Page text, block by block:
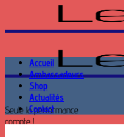
contenu
Seule la performance
compte !
Accueil
Ambassadeurs
Shop
Actualités
Contact